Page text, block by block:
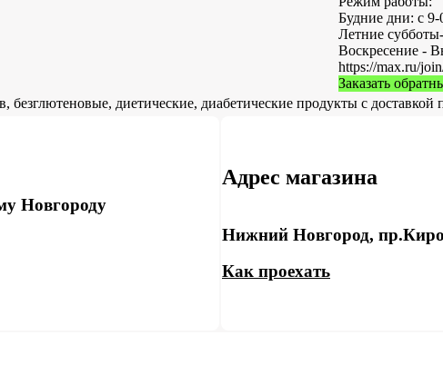
Будние дни: с 9-
Летние
Воскресение -
https://max.ru/
Заказать
диетические, диабетические продукты с доставкой
Новгороду
Адрес магазина
Нижний Новгород,
Как проехать